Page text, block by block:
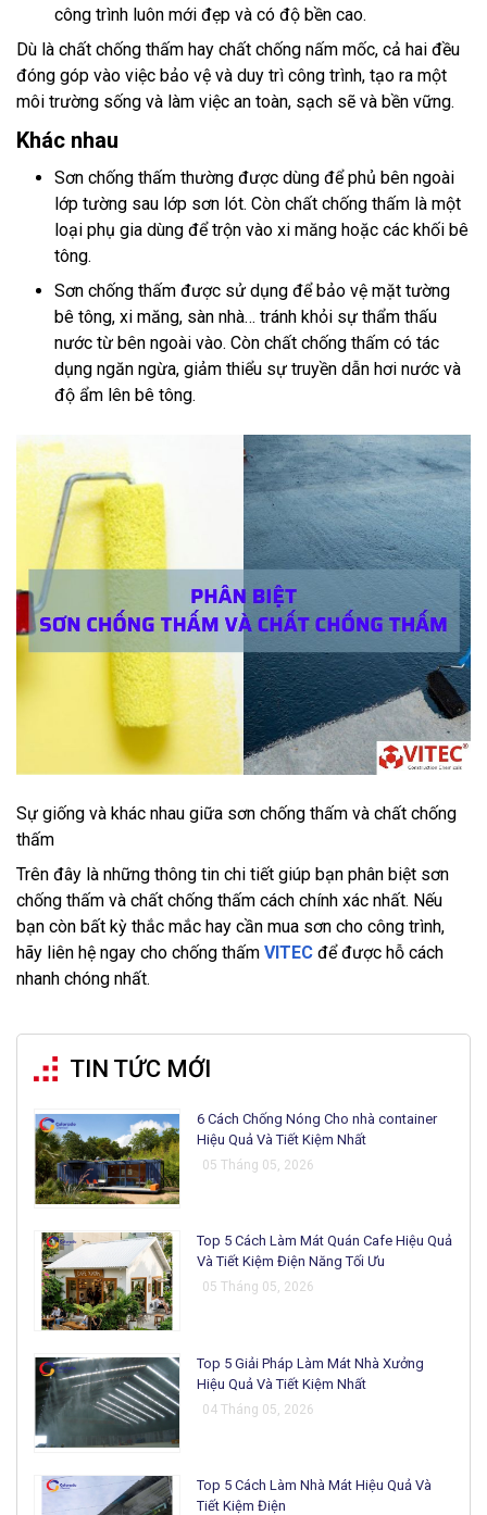
công trình luôn mới đẹp và có độ bền cao.
Dù là chất chống thấm hay chất chống nấm mốc, cả hai đều
đóng góp vào việc bảo vệ và duy trì công trình, tạo ra một
môi trường sống và làm việc an toàn, sạch sẽ và bền vững.
Khác nhau
Sơn chống thấm thường được dùng để phủ bên ngoài
lớp tường sau lớp sơn lót. Còn chất chống thấm là một
loại phụ gia dùng để trộn vào xi măng hoặc các khối bê
tông.
Sơn chống thấm được sử dụng để bảo vệ mặt tường
bê tông, xi măng, sàn nhà… tránh khỏi sự thẩm thấu
nước từ bên ngoài vào. Còn chất chống thấm có tác
dụng ngăn ngừa, giảm thiểu sự truyền dẫn hơi nước và
độ ẩm lên bê tông.
Sự giống và khác nhau giữa sơn chống thấm và chất chống
thấm
Trên đây là những thông tin chi tiết giúp bạn phân biệt sơn
chống thấm và chất chống thấm cách chính xác nhất. Nếu
bạn còn bất kỳ thắc mắc hay cần mua sơn cho công trình,
hãy liên hệ ngay cho chống thấm VITEC để được hỗ cách
nhanh chóng nhất.
TIN TỨC MỚI
6 Cách Chống Nóng Cho nhà container
Hiệu Quả Và Tiết Kiệm Nhất
05 Tháng 05, 2026
Top 5 Cách Làm Mát Quán Cafe Hiệu Quả
Và Tiết Kiệm Điện Năng Tối Ưu
05 Tháng 05, 2026
Top 5 Giải Pháp Làm Mát Nhà Xưởng
Hiệu Quả Và Tiết Kiệm Nhất
04 Tháng 05, 2026
Top 5 Cách Làm Nhà Mát Hiệu Quả Và
Tiết Kiệm Điện